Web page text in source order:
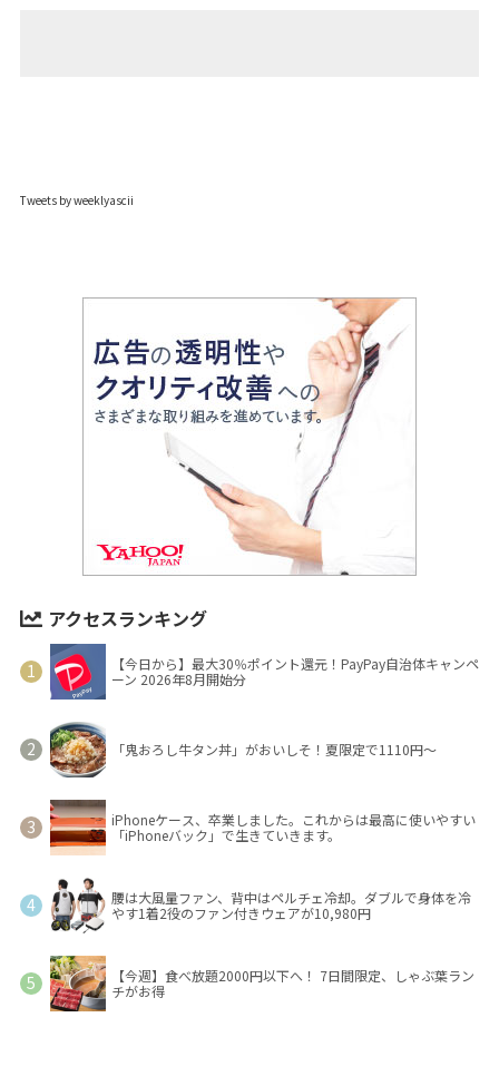
Tweets by weeklyascii
アクセスランキング
【今日から】最大30％ポイント還元！PayPay自治体キャンペ
ーン 2026年8月開始分
「鬼おろし牛タン丼」がおいしそ！夏限定で1110円～
iPhoneケース、卒業しました。これからは最高に使いやすい
「iPhoneバック」で生きていきます。
腰は大風量ファン、背中はペルチェ冷却。ダブルで身体を冷
やす1着2役のファン付きウェアが10,980円
【今週】食べ放題2000円以下へ！ 7日間限定、しゃぶ葉ラン
チがお得